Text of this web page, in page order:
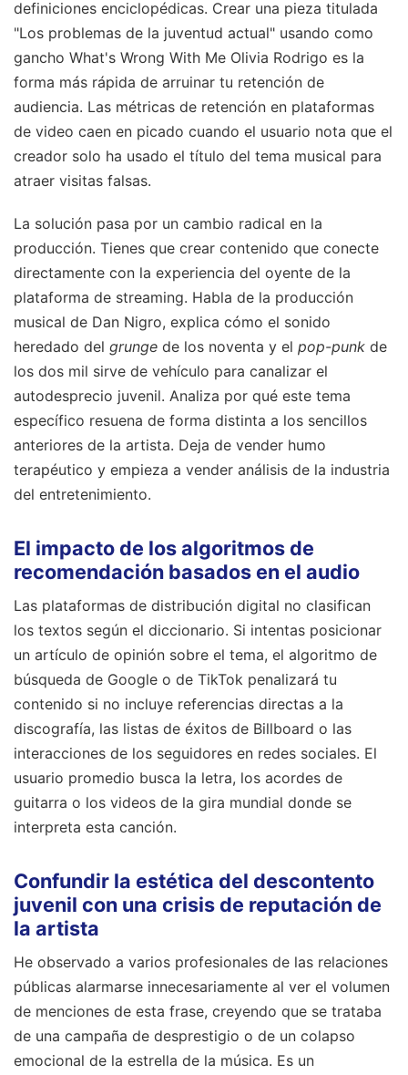
definiciones enciclopédicas. Crear una pieza titulada
"Los problemas de la juventud actual" usando como
gancho What's Wrong With Me Olivia Rodrigo es la
forma más rápida de arruinar tu retención de
audiencia. Las métricas de retención en plataformas
de video caen en picado cuando el usuario nota que el
creador solo ha usado el título del tema musical para
atraer visitas falsas.
La solución pasa por un cambio radical en la
producción. Tienes que crear contenido que conecte
directamente con la experiencia del oyente de la
plataforma de streaming. Habla de la producción
musical de Dan Nigro, explica cómo el sonido
heredado del grunge de los noventa y el pop-punk de
los dos mil sirve de vehículo para canalizar el
autodesprecio juvenil. Analiza por qué este tema
específico resuena de forma distinta a los sencillos
anteriores de la artista. Deja de vender humo
terapéutico y empieza a vender análisis de la industria
del entretenimiento.
El impacto de los algoritmos de
recomendación basados en el audio
Las plataformas de distribución digital no clasifican
los textos según el diccionario. Si intentas posicionar
un artículo de opinión sobre el tema, el algoritmo de
búsqueda de Google o de TikTok penalizará tu
contenido si no incluye referencias directas a la
discografía, las listas de éxitos de Billboard o las
interacciones de los seguidores en redes sociales. El
usuario promedio busca la letra, los acordes de
guitarra o los videos de la gira mundial donde se
interpreta esta canción.
Confundir la estética del descontento
juvenil con una crisis de reputación de
la artista
He observado a varios profesionales de las relaciones
públicas alarmarse innecesariamente al ver el volumen
de menciones de esta frase, creyendo que se trataba
de una campaña de desprestigio o de un colapso
emocional de la estrella de la música. Es un